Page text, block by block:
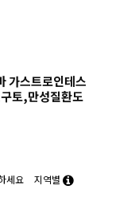
가스트로인테스
토,만성질환도
세요
지역별